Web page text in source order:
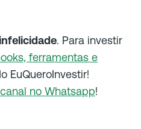
. Para investir
ferramentas e
EuQueroInvestir!
no Whatsapp!